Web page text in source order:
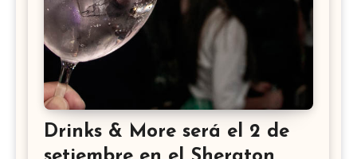
Drinks & More será el 2 de